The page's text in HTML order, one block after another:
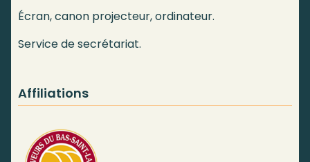
Écran, canon projecteur, ordinateur.
Service de secrétariat.
Affiliations